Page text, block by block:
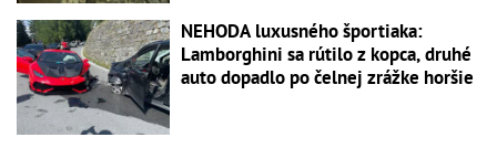
NEHODA luxusného športiaka:
Lamborghini sa rútilo z kopca, druhé
auto dopadlo po čelnej zrážke horšie